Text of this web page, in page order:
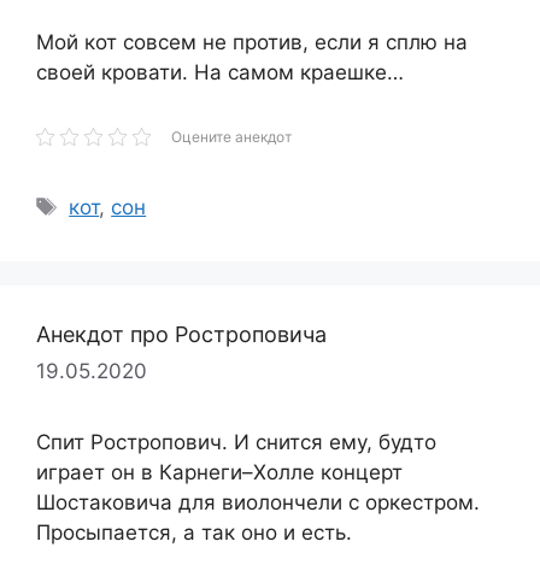
Мой кот совсем не против, если я сплю на
своей кровати. На самом краешке…
Оцените анекдот
Метки
кот, сон
Анекдот про Ростроповича
19.05.2020
Спит Ростропович. И снится ему, будто
играет он в Карнеги–Холле концерт
Шостаковича для виолончели с оркестром.
Просыпается, а так оно и есть.